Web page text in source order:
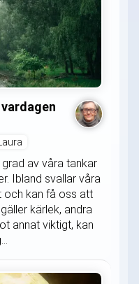
av våra tankar
Ibland svallar våra
och kan få oss att
kärlek, andra
annat viktigt, kan